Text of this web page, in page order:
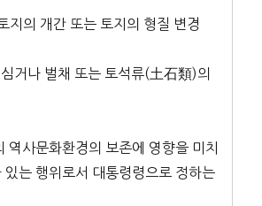
지의 개간 또는 토지의 형질 변경
거나 벌채 또는 토석류(土石類)의
역사문화환경의 보존에 영향을 미치
있는 행위로서 대통령령으로 정하는